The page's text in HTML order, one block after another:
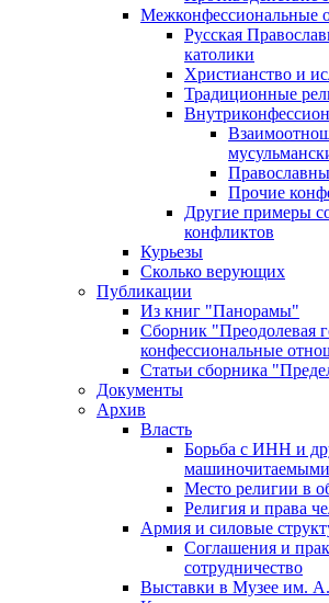
Межконфессиональные
Русская
католики
Христианство и
Традиционные
Прочие
Другие примеры
конфликтов
Курьезы
Сколько верующих
Публикации
Из книг "Панорамы"
Сборник "Преодолевая
конфессиональные
Статьи сборника
Документы
Архив
Власть
Борьба с ИНН и
Место религии в
Религия и права
Армия и силовые
Соглашения и
сотрудничество
Выставки в Музее им.